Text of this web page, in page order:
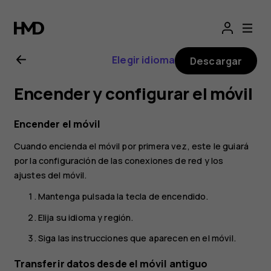
Guía
del
usuario
de
Nokia
X30
5G
Elegir idioma Descargar
Encender y configurar el móvil
Encender el móvil
Cuando encienda el móvil por primera vez, este le guiará
por la configuración de las conexiones de red y los
ajustes del móvil.
Mantenga pulsada la tecla de encendido.
Elija su idioma y región.
Siga las instrucciones que aparecen en el móvil.
Transferir datos desde el móvil antiguo